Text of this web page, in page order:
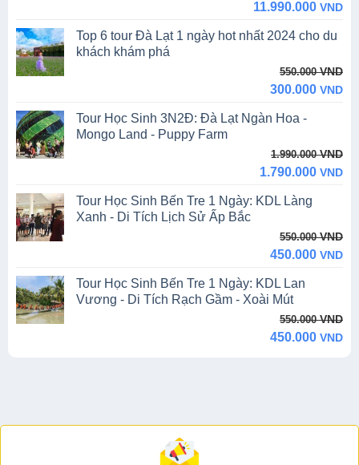
13.390.000 VND.
11.990.000 VND
11.990.000 VND.
Top 6 tour Đà Lạt 1 ngày hot nhất 2024 cho du
khách khám phá
550.000VND
550.000 VND.
300.000 VND
300.000 VND.
Tour Học Sinh 3N2Đ: Đà Lạt Ngàn Hoa -
Mongo Land - Puppy Farm
1.990.000VND
1.990.000 VND.
1.790.000 VND
1.790.000 VND.
Tour Học Sinh Bến Tre 1 Ngày: KDL Làng
Xanh - Di Tích Lịch Sử Ấp Bắc
550.000VND
550.000 VND.
450.000 VND
450.000 VND.
Tour Học Sinh Bến Tre 1 Ngày: KDL Lan
Vương - Di Tích Rạch Gầm - Xoài Mút
550.000VND
450.000 VND